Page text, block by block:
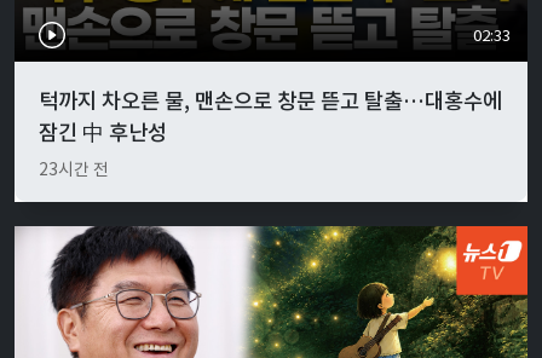
02:33
턱까지 차오른 물, 맨손으로 창문 뜯고 탈출…대홍수에
잠긴 中 후난성
23시간 전